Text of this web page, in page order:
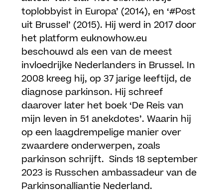
toplobbyist in Europa’ (2014), en ‘#Post
uit Brussel’ (2015). Hij werd in 2017 door
het platform euknowhow.eu
beschouwd als een van de meest
invloedrijke Nederlanders in Brussel. In
2008 kreeg hij, op 37 jarige leeftijd, de
diagnose parkinson. Hij schreef
daarover later het boek ‘De Reis van
mijn leven in 51 anekdotes’. Waarin hij
op een laagdrempelige manier over
zwaardere onderwerpen, zoals
parkinson schrijft. Sinds 18 september
2023 is Russchen ambassadeur van de
Parkinsonalliantie Nederland.